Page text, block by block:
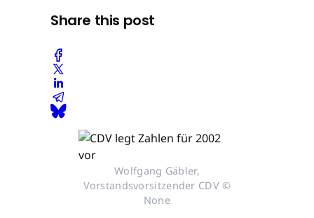
Share this post
Wolfgang Gäbler,
Vorstandsvorsitzender CDV ©
None